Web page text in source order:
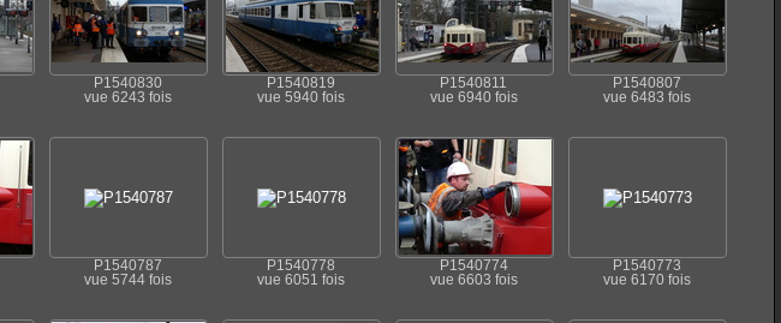
P1540830
vue 6243 fois
P1540819
vue 5940 fois
P1540811
vue 6940 fois
P1540807
vue 6483 fois
P1540787
vue 5744 fois
P1540778
vue 6051 fois
P1540774
vue 6603 fois
P1540773
vue 6170 fois